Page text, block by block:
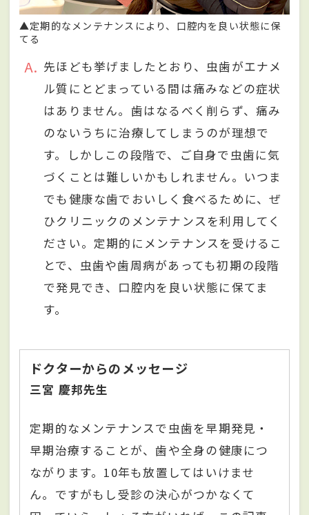
▲定期的なメンテナンスにより、口腔内を良い状態に保
てる
A
先ほども挙げましたとおり、虫歯がエナメ
ル質にとどまっている間は痛みなどの症状
はありません。歯はなるべく削らず、痛み
のないうちに治療してしまうのが理想で
す。しかしこの段階で、ご自身で虫歯に気
づくことは難しいかもしれません。いつま
でも健康な歯でおいしく食べるために、ぜ
ひクリニックのメンテナンスを利用してく
ださい。定期的にメンテナンスを受けるこ
とで、虫歯や歯周病があっても初期の段階
で発見でき、口腔内を良い状態に保てま
す。
ドクターからのメッセージ
三宮 慶邦先生
定期的なメンテナンスで虫歯を早期発見・
早期治療することが、歯や全身の健康につ
ながります。10年も放置してはいけませ
ん。ですがもし受診の決心がつかなくて